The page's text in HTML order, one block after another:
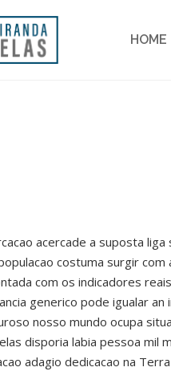
HOME
acercade a suposta
costuma surgir
com os indicadores
generico pode igualar
nosso mundo ocupa
disporia labia pessoa mil
adagio dedicacao na